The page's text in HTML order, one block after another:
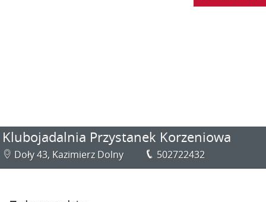
Klubojadalnia Przystanek Korzeniowa
Doły 43, Kazimierz Dolny 502722432